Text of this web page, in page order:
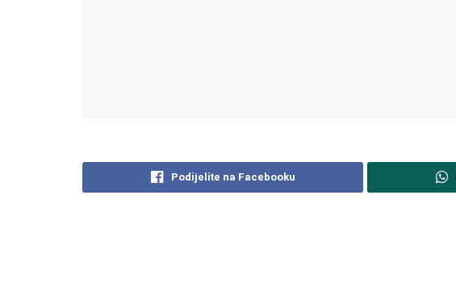
Podijelite na Facebooku